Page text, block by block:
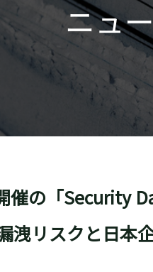
ニュ
催の「Security
洩リスクと日本